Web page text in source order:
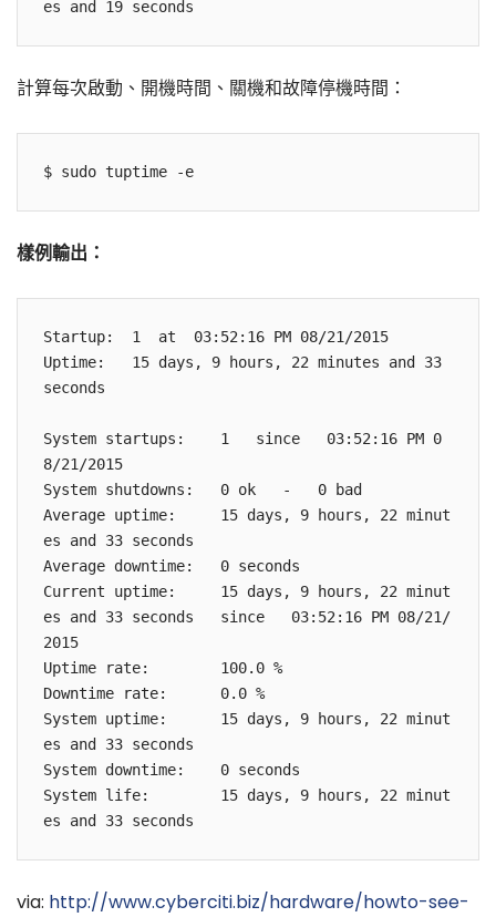
計算每次啟動、開機時間、關機和故障停機時間：
樣例輸出：
Startup:  1  at  03:52:16 PM 08/21/2015
Uptime:   15 days, 9 hours, 22 minutes and 33
seconds
System startups:    1   since   03:52:16 PM 0
8/21/2015
System shutdowns:   0 ok   -   0 bad
Average uptime:     15 days, 9 hours, 22 minut
es and 33 seconds
Average downtime:   0 seconds
Current uptime:     15 days, 9 hours, 22 minut
es and 33 seconds   since   03:52:16 PM 08/21/
2015
Uptime rate:        100.0 %
Downtime rate:      0.0 %
System uptime:      15 days, 9 hours, 22 minut
es and 33 seconds
System downtime:    0 seconds
System life:        15 days, 9 hours, 22 minut
via: http://www.cyberciti.biz/hardware/howto-see-